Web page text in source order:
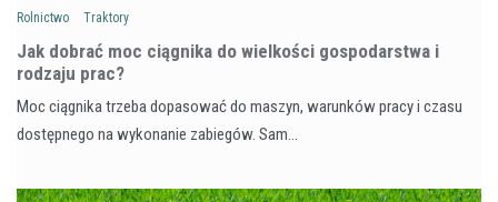
Rolnictwo Traktory
Jak dobrać moc ciągnika do wielkości gospodarstwa i
rodzaju prac?
Moc ciągnika trzeba dopasować do maszyn, warunków pracy i czasu
dostępnego na wykonanie zabiegów. Sam…